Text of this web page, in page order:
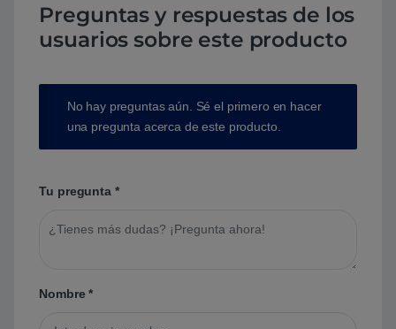
Preguntas y respuestas de los
usuarios sobre este producto
No hay preguntas aún. Sé el primero en hacer
una pregunta acerca de este producto.
Tu pregunta *
Nombre*